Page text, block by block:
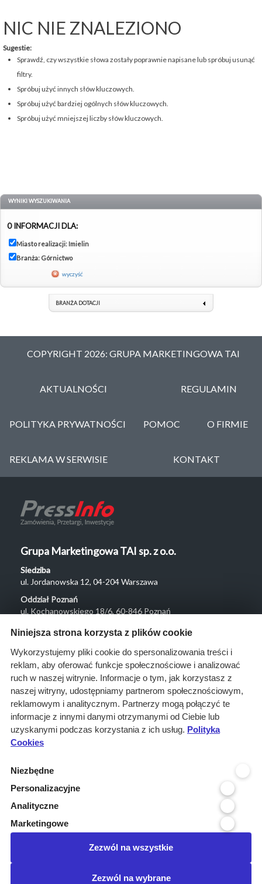
NIC NIE ZNALEZIONO
Sugestie:
Sprawdź, czy wszystkie słowa zostały poprawnie napisane lub spróbuj usunąć
filtry.
Spróbuj użyć innych słów kluczowych.
Spróbuj użyć bardziej ogólnych słów kluczowych.
Spróbuj użyć mniejszej liczby słów kluczowych.
WYNIKI WYSZUKIWANIA
0 INFORMACJI DLA:
Miasto realizacji: Imielin
Branża: Górnictwo
wyczyść
BRANŻA DOTACJI
COPYRIGHT 2026: GRUPA MARKETINGOWA TAI
AKTUALNOŚCI REGULAMIN
POLITYKA PRYWATNOŚCI POMOC O FIRMIE
REKLAMA W SERWISIE KONTAKT
Grupa Marketingowa TAI sp. z o.o.
Siedziba
ul. Jordanowska 12, 04-204 Warszawa
Oddział Poznań
ul. Kochanowskiego 18/6, 60-846 Poznań
Menu
O nas
Rozwiązania
Monitoring
przetargów
Raporty
przetargowe
Kontakt
Kontakt
Infolinia 800 800 707
kontakt@pressinfo.pl
Niniejsza strona korzysta z plików cookie
Wykorzystujemy pliki cookie do spersonalizowania treści i
reklam, aby oferować funkcje społecznościowe i analizować
ruch w naszej witrynie. Informacje o tym, jak korzystasz z
naszej witryny, udostępniamy partnerom społecznościowym,
reklamowym i analitycznym. Partnerzy mogą połączyć te
informacje z innymi danymi otrzymanymi od Ciebie lub
uzyskanymi podczas korzystania z ich usług. Polityka
Cookies
Niezbędne
Personalizacyjne
Analityczne
Marketingowe
Zezwól na wszystkie
Zezwól na wybrane